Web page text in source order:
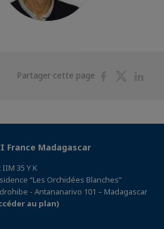
Partager cette page
PartagerPartager
France Madagascar
IIM 35 Y K
“Les Orchidées Blanches”
- Antananarivo 101 – Madagascar
au plan)